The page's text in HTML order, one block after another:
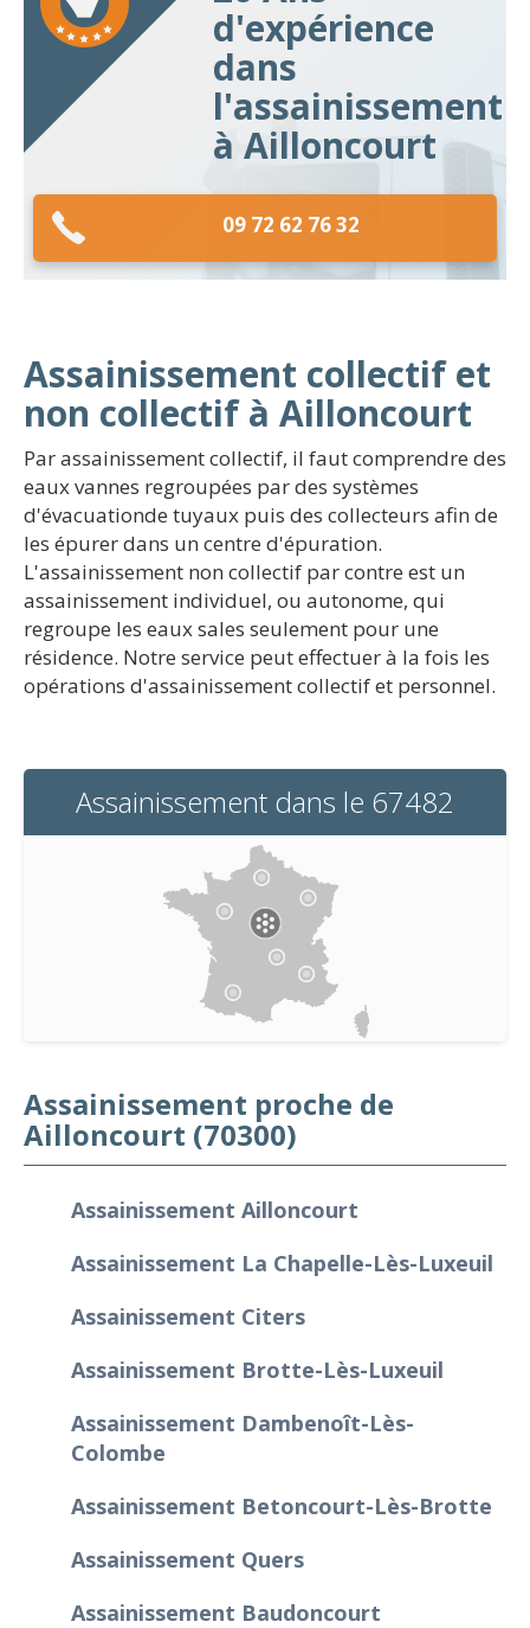
d'expérience
dans
l'assainissement
à Ailloncourt
09 72 62 76 32
Assainissement collectif et
non collectif à Ailloncourt
Par assainissement collectif, il faut comprendre des
eaux vannes regroupées par des systèmes
d'évacuationde tuyaux puis des collecteurs afin de
les épurer dans un centre d'épuration.
L'assainissement non collectif par contre est un
assainissement individuel, ou autonome, qui
regroupe les eaux sales seulement pour une
résidence. Notre service peut effectuer à la fois les
opérations d'assainissement collectif et personnel.
Assainissement dans le 67482
Assainissement proche de
Ailloncourt (70300)
Assainissement Ailloncourt
Assainissement La Chapelle-Lès-Luxeuil
Assainissement Citers
Assainissement Brotte-Lès-Luxeuil
Assainissement Dambenoît-Lès-
Colombe
Assainissement Betoncourt-Lès-Brotte
Assainissement Quers
Assainissement Baudoncourt